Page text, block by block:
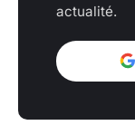
actualité.